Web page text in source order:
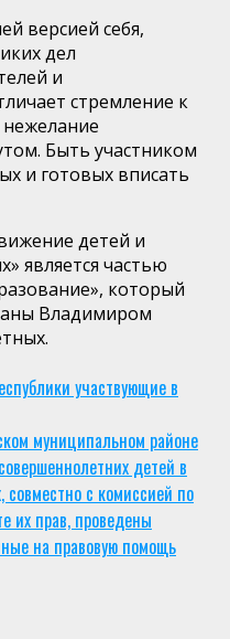
версией себя,
дел
и
стремление к
нежелание
Быть участником
и готовых вписать
детей и
является частью
который
Владимиром
участвующие в
муниципальном районе
детей в
совместно с комиссией по
их прав, проведены
на правовую помощь